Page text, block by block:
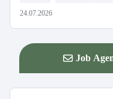
24.07.2026
Job